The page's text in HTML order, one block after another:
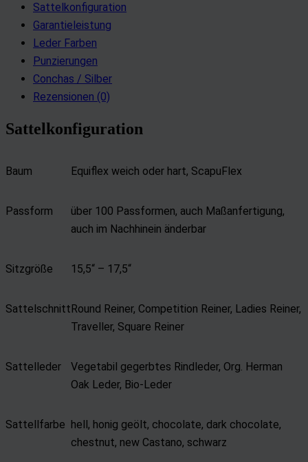
Sattelkonfiguration
Garantieleistung
Leder Farben
Punzierungen
Conchas / Silber
Rezensionen (0)
Sattelkonfiguration
Baum Equiflex weich oder hart, ScapuFlex
Passform
über 100 Passformen, auch Maßanfertigung,
auch im Nachhinein änderbar
Sitzgröße 15,5“ – 17,5“
SattelschnittRound Reiner, Competition Reiner, Ladies Reiner,
Traveller, Square Reiner
Sattelleder
Vegetabil gegerbtes Rindleder, Org. Herman
Oak Leder, Bio-Leder
Sattellfarbe hell, honig geölt, chocolate, dark chocolate,
chestnut, new Castano, schwarz